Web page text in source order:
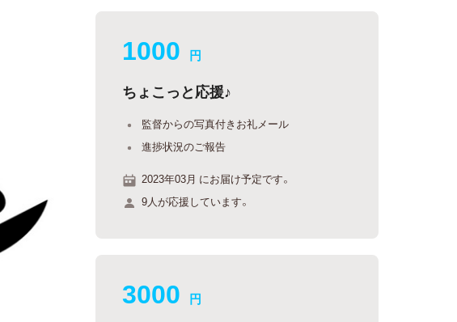
1000 円
ちょこっと応援♪
監督からの写真付きお礼メール
進捗状況のご報告
2023年03月 にお届け予定です。
9人が応援しています。
3000 円